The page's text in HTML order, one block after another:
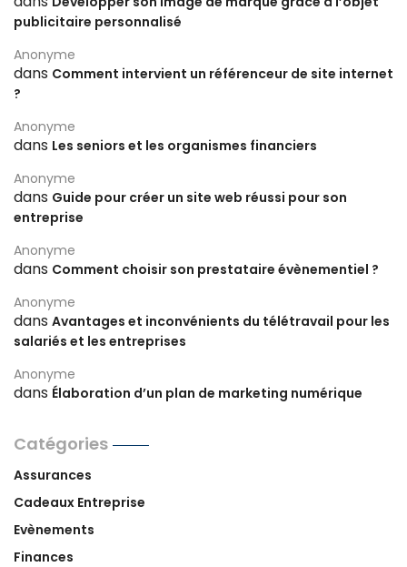
publicitaire personnalisé
Anonyme
dans Comment intervient un référenceur de site internet
?
Anonyme
dans Les seniors et les organismes financiers
Anonyme
dans Guide pour créer un site web réussi pour son
entreprise
Anonyme
dans Comment choisir son prestataire évènementiel ?
Anonyme
dans Avantages et inconvénients du télétravail pour les
salariés et les entreprises
Anonyme
dans Élaboration d’un plan de marketing numérique
Catégories
Assurances
Cadeaux Entreprise
Evènements
Finances